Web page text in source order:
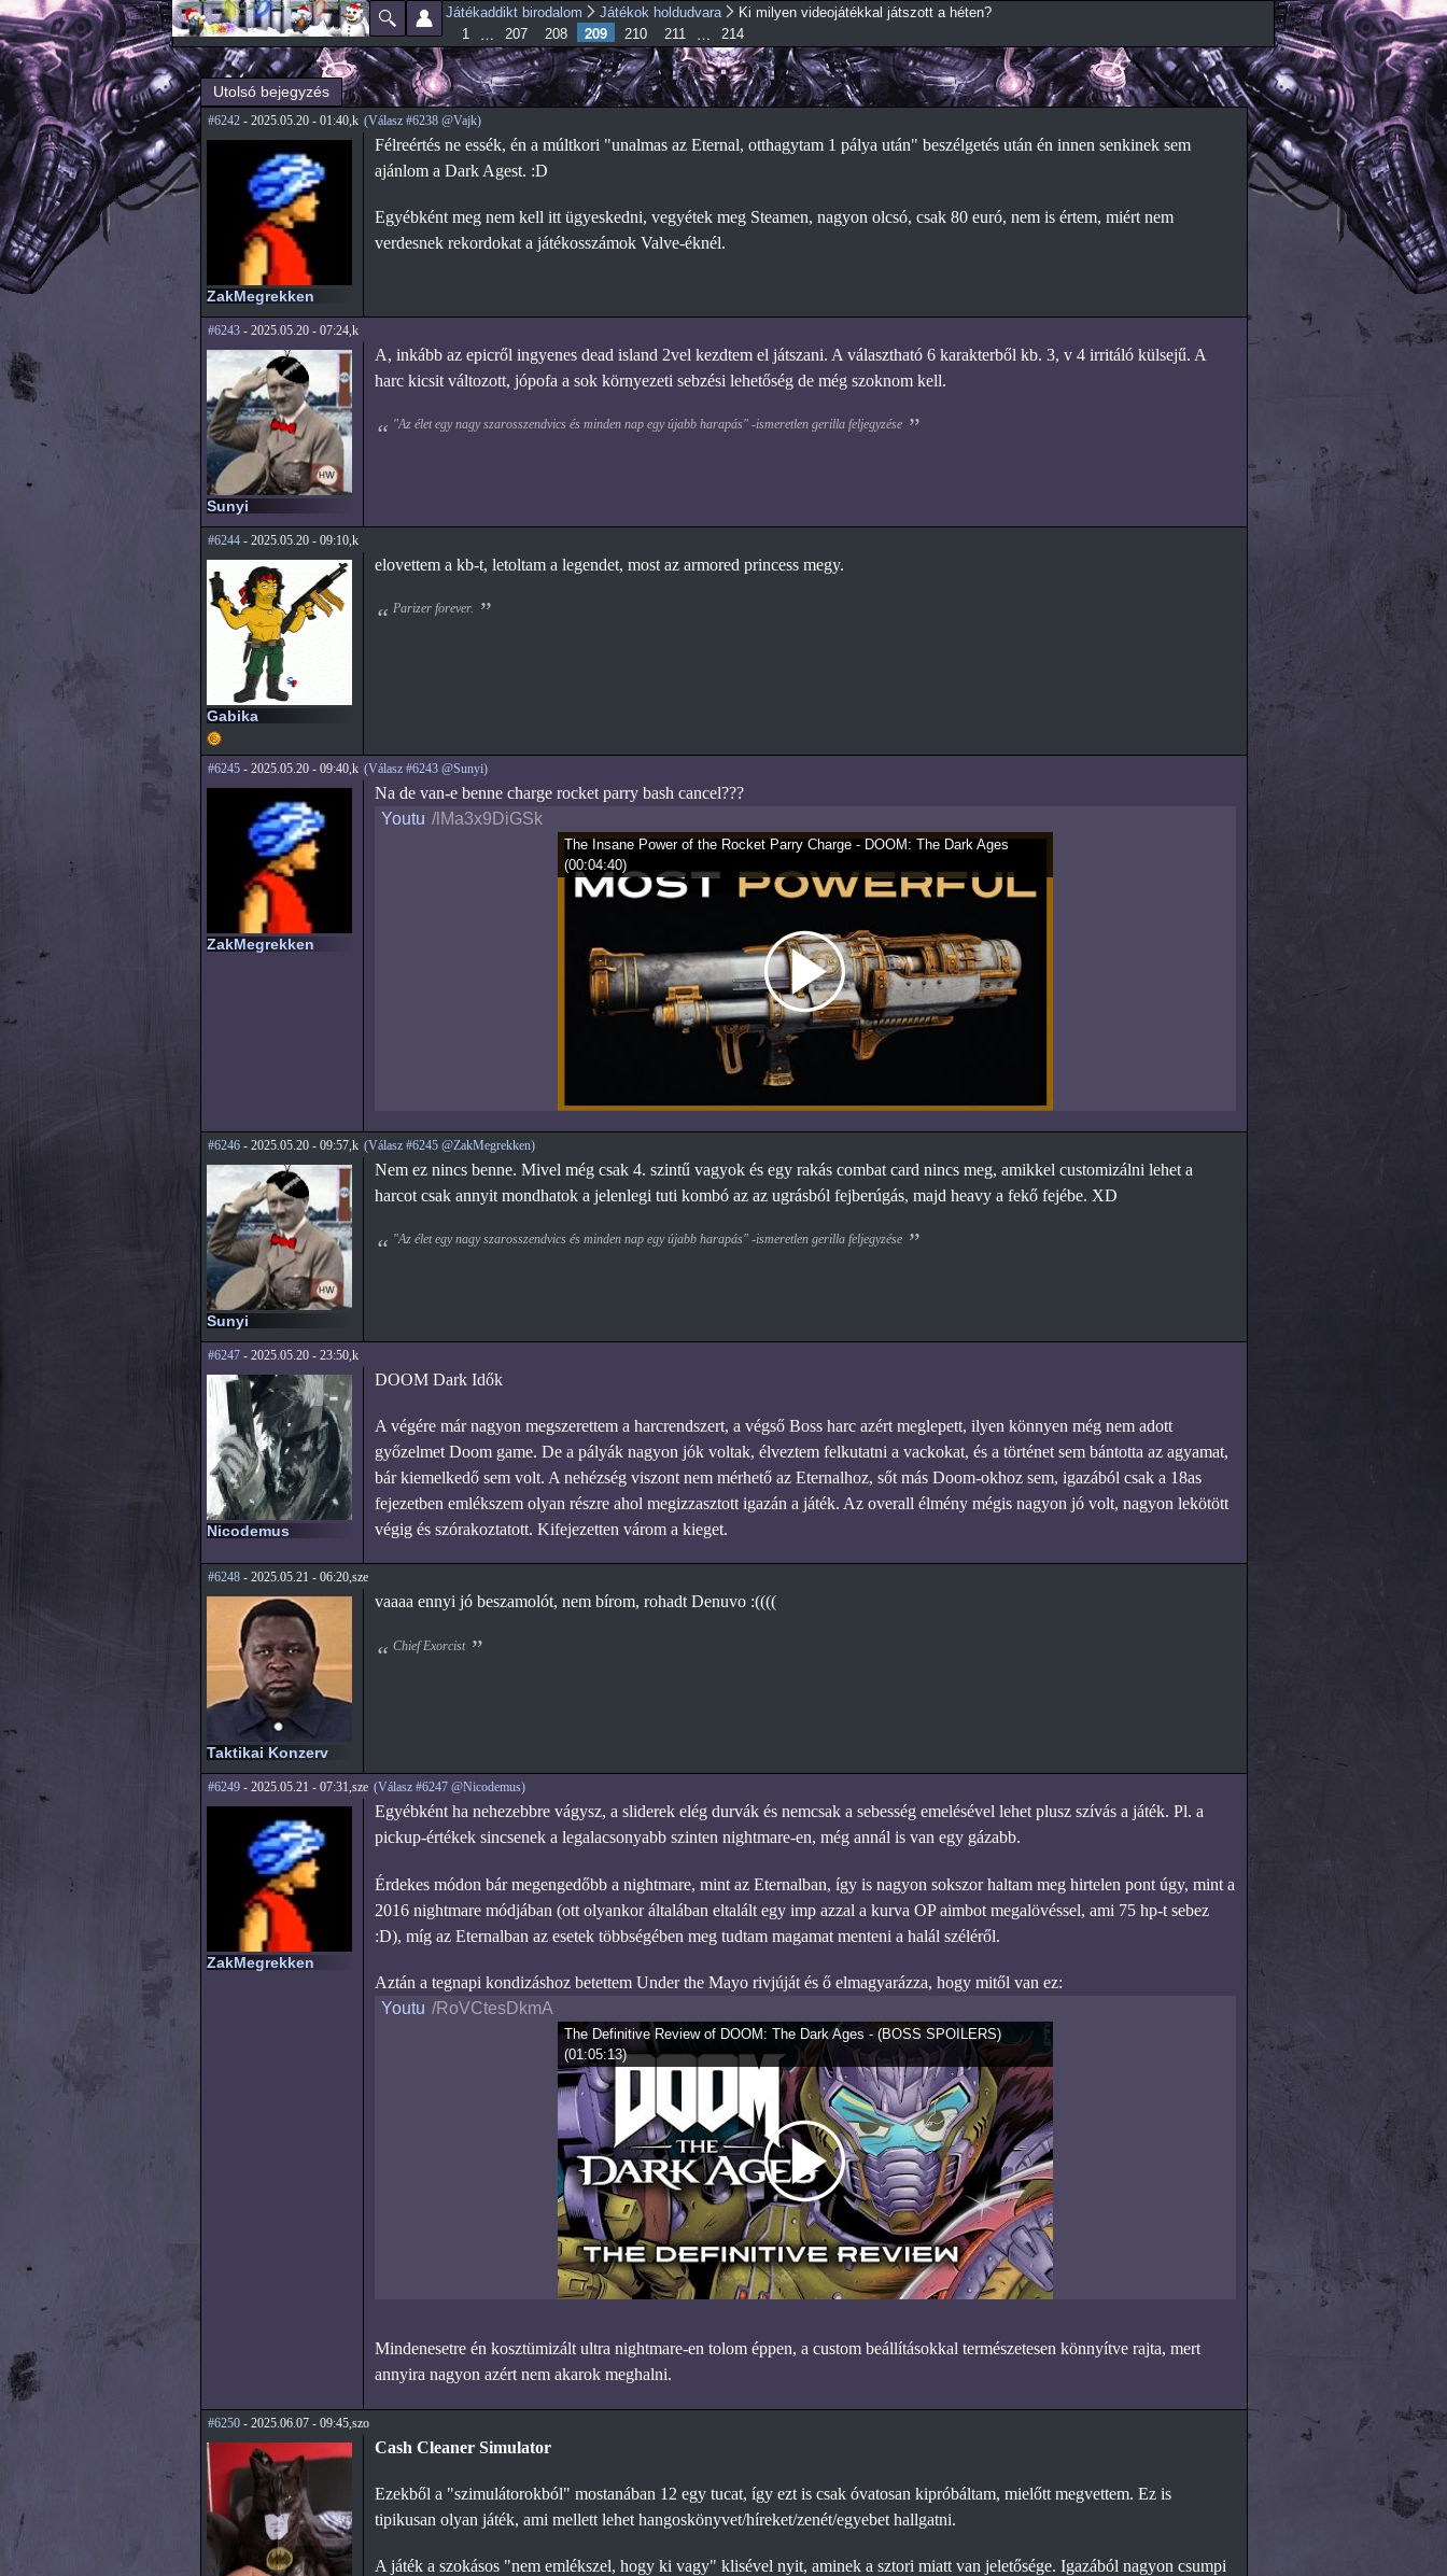
Ugrás a
tartalomra
Főmenü
Jelenlegi hely
Játékaddikt birodalom Játékok holdudvara
Ki milyen videojátékkal játszott a héten?
1
… 207 208 209 210 211 … 214
Utolsó bejegyzés
#6242- 2025.05.20 - 01:40,k (Válasz #6238 @Vajk)
ZakMegrekken
Félreértés ne essék, én a múltkori "unalmas az Eternal, otthagytam 1 pálya után" beszélgetés után én innen senkinek sem
ajánlom a Dark Agest. :D
Egyébként meg nem kell itt ügyeskedni, vegyétek meg Steamen, nagyon olcsó, csak 80 euró, nem is értem, miért nem
verdesnek rekordokat a játékosszámok Valve-éknél.
#6243- 2025.05.20 - 07:24,k
Sunyi
A, inkább az epicről ingyenes dead island 2vel kezdtem el játszani. A választható 6 karakterből kb. 3, v 4 irritáló külsejű. A
harc kicsit változott, jópofa a sok környezeti sebzési lehetőség de még szoknom kell.
"Az élet egy nagy szarosszendvics és minden nap egy újabb harapás" -ismeretlen gerilla feljegyzése
#6244- 2025.05.20 - 09:10,k
Gabika
elovettem a kb-t, letoltam a legendet, most az armored princess megy.
Parizer forever.
#6245- 2025.05.20 - 09:40,k (Válasz #6243 @Sunyi)
ZakMegrekken
Na de van-e benne charge rocket parry bash cancel???
Youtu /lMa3x9DiGSk
The Insane Power of the Rocket Parry Charge - DOOM: The Dark Ages
(00:04:40)
#6246- 2025.05.20 - 09:57,k (Válasz #6245 @ZakMegrekken)
Sunyi
Nem ez nincs benne. Mivel még csak 4. szintű vagyok és egy rakás combat card nincs meg, amikkel customizálni lehet a
harcot csak annyit mondhatok a jelenlegi tuti kombó az az ugrásból fejberúgás, majd heavy a fekő fejébe. XD
"Az élet egy nagy szarosszendvics és minden nap egy újabb harapás" -ismeretlen gerilla feljegyzése
#6247- 2025.05.20 - 23:50,k
Nicodemus
DOOM Dark Idők
A végére már nagyon megszerettem a harcrendszert, a végső Boss harc azért meglepett, ilyen könnyen még nem adott
győzelmet Doom game. De a pályák nagyon jók voltak, élveztem felkutatni a vackokat, és a történet sem bántotta az agyamat,
bár kiemelkedő sem volt. A nehézség viszont nem mérhető az Eternalhoz, sőt más Doom-okhoz sem, igazából csak a 18as
fejezetben emlékszem olyan részre ahol megizzasztott igazán a játék. Az overall élmény mégis nagyon jó volt, nagyon lekötött
végig és szórakoztatott. Kifejezetten várom a kieget.
#6248- 2025.05.21 - 06:20,sze
Taktikai Konzerv
vaaaa ennyi jó beszamolót, nem bírom, rohadt Denuvo :((((
Chief Exorcist
#6249- 2025.05.21 - 07:31,sze (Válasz #6247 @Nicodemus)
ZakMegrekken
Egyébként ha nehezebbre vágysz, a sliderek elég durvák és nemcsak a sebesség emelésével lehet plusz szívás a játék. Pl. a
pickup-értékek sincsenek a legalacsonyabb szinten nightmare-en, még annál is van egy gázabb.
Érdekes módon bár megengedőbb a nightmare, mint az Eternalban, így is nagyon sokszor haltam meg hirtelen pont úgy, mint a
2016 nightmare módjában (ott olyankor általában eltalált egy imp azzal a kurva OP aimbot megalövéssel, ami 75 hp-t sebez
:D), míg az Eternalban az esetek többségében meg tudtam magamat menteni a halál széléről.
Aztán a tegnapi kondizáshoz betettem Under the Mayo rivjúját és ő elmagyarázza, hogy mitől van ez:
Youtu /RoVCtesDkmA
The Definitive Review of DOOM: The Dark Ages - (BOSS SPOILERS)
(01:05:13)
Mindenesetre én kosztümizált ultra nightmare-en tolom éppen, a custom beállításokkal természetesen könnyítve rajta, mert
annyira nagyon azért nem akarok meghalni.
#6250- 2025.06.07 - 09:45,szo
Cash Cleaner Simulator
Ezekből a "szimulátorokból" mostanában 12 egy tucat, így ezt is csak óvatosan kipróbáltam, mielőtt megvettem. Ez is
tipikusan olyan játék, ami mellett lehet hangoskönyvet/híreket/zenét/egyebet hallgatni.
A játék a szokásos "nem emlékszel, hogy ki vagy" klisével nyit, aminek a sztori miatt van jeletősége. Igazából nagyon csumpi